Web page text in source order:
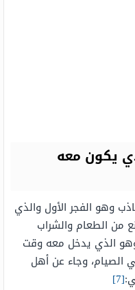
يكون معه
وهو الفجر الأول والذي
من الطعام والشراب
الذي يدخل معه وقت
الصيام، وجاء عن أهل
[7]